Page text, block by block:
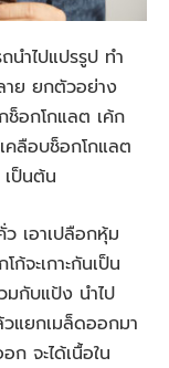
นำไปแปรรูป ทำ
าย ยกตัวอย่าง
ช็อกโกแลต เค้ก
เคลือบช็อกโกแลต
ป็นต้น
เอาเปลือกหุ้ม
จะเกาะกันเป็น
มกับแป้ง นำไป
แยกเมล็ดออกมา
ก จะได้เนื้อใน